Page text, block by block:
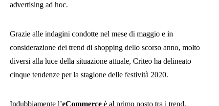
advertising ad hoc.
Grazie alle indagini condotte nel mese di maggio e in
considerazione dei trend di shopping dello scorso anno, molto
diversi alla luce della situazione attuale, Criteo ha delineato
cinque tendenze per la stagione delle festività 2020.
Indubbiamente l’eCommerce è al primo posto tra i trend.